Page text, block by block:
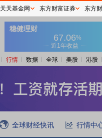
行情 数据 全球 美股 港股
全球财经快讯 行情中
天天基金网 东方财富证券 东方